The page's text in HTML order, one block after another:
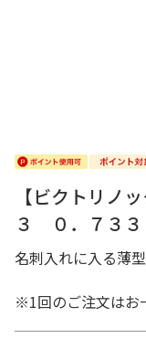
【ビクトリノ
３ ０．７３３
名刺入れに入る薄
※1回のご注文はお